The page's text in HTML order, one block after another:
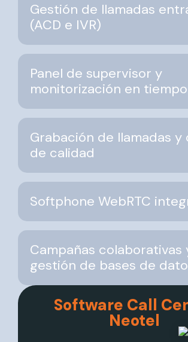
Gestión de llamadas
(ACD e IVR)
Panel de supervisor y
monitorización en
Grabación de llamadas
de calidad
Softphone WebRTC
Campañas colaborativas
gestión de bases de
Software Call
Neotel